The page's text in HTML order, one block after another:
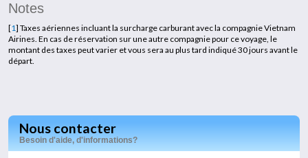
Notes
[1]Taxes aériennes incluant la surcharge carburant avec la compagnie Vietnam
Airines. En cas de réservation sur une autre compagnie pour ce voyage, le
montant des taxes peut varier et vous sera au plus tard indiqué 30 jours avant le
départ.
Nous contacter
Besoin d'aide, d'informations?